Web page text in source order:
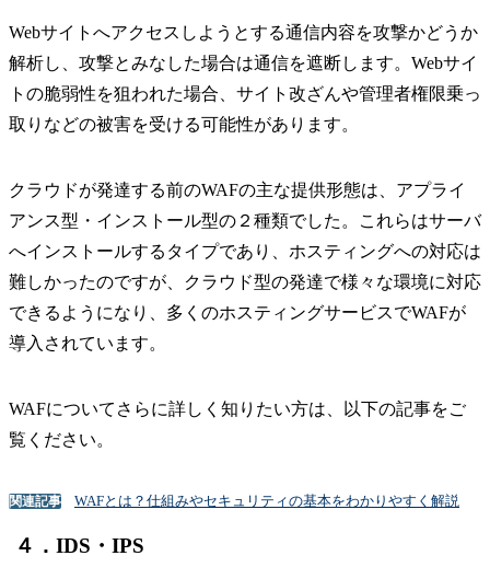
Webサイトへアクセスしようとする通信内容を攻撃かどうか
解析し、攻撃とみなした場合は通信を遮断します。Webサイ
トの脆弱性を狙われた場合、サイト改ざんや管理者権限乗っ
取りなどの被害を受ける可能性があります。
クラウドが発達する前のWAFの主な提供形態は、アプライ
アンス型・インストール型の２種類でした。これらはサーバ
へインストールするタイプであり、ホスティングへの対応は
難しかったのですが、クラウド型の発達で様々な環境に対応
できるようになり、多くのホスティングサービスでWAFが
導入されています。
WAFについてさらに詳しく知りたい方は、以下の記事をご
覧ください。
関連記事 WAFとは？仕組みやセキュリティの基本をわかりやすく解説
４．IDS・IPS